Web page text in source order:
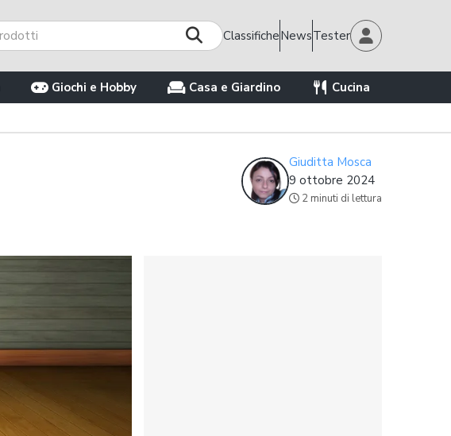
ClassificheNewsTester
Giochi e Hobby Casa e Giardino Cucina
Giuditta Mosca
9 ottobre 2024
2 minuti di lettura